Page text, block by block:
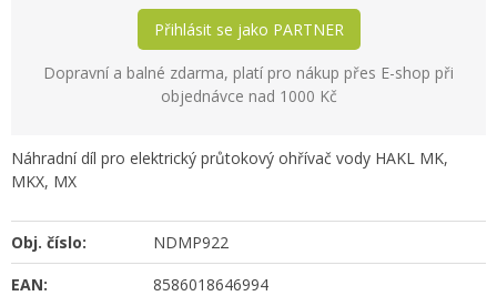
Přihlásit se jako PARTNER
Dopravní a balné zdarma, platí pro nákup přes E-shop při
objednávce nad 1000 Kč
Náhradní díl pro elektrický průtokový ohřívač vody HAKL MK,
MKX, MX
Obj. číslo:
NDMP922
EAN:
8586018646994